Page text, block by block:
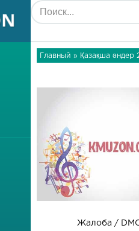
Главный » Қазақша әндер
Жалоба /